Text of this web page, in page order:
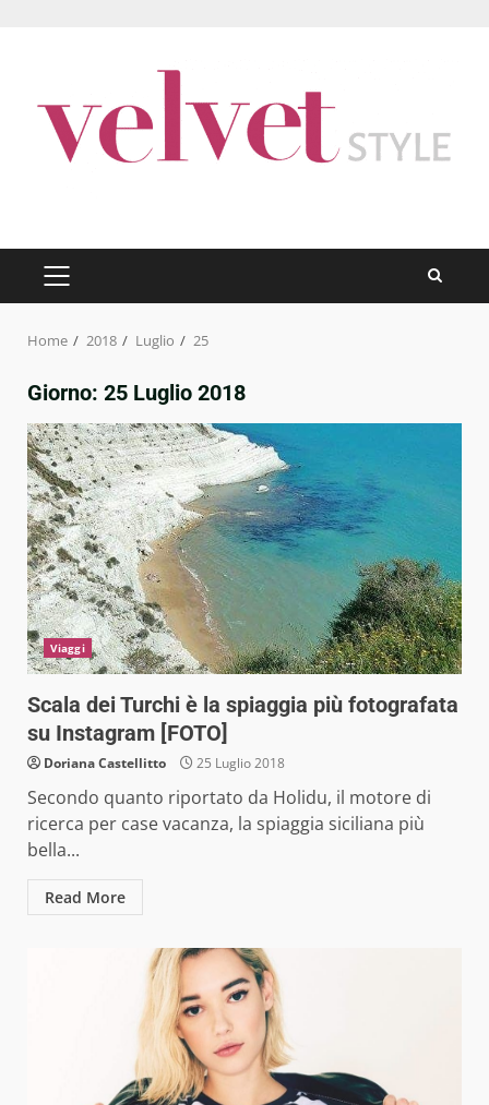
PRIMARY
MENU
Home 2018 Luglio 25
Giorno: 25 Luglio 2018
Viaggi
Scala dei Turchi è la spiaggia più fotografata
su Instagram [FOTO]
Doriana Castellitto 25 Luglio 2018
Secondo quanto riportato da Holidu, il motore di
ricerca per case vacanza, la spiaggia siciliana più
bella...
Read More